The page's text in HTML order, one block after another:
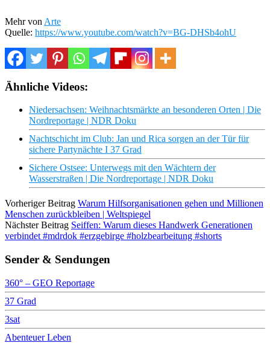
Mehr von Arte
Quelle: https://www.youtube.com/watch?v=BG-DHSb4ohU
Ähnliche Videos:
Niedersachsen: Weihnachtsmärkte an besonderen Orten | Die
Nordreportage | NDR Doku
Nachtschicht im Club: Jan und Rica sorgen an der Tür für
sichere Partynächte I 37 Grad
Sichere Ostsee: Unterwegs mit den Wächtern der
Wasserstraßen | Die Nordreportage | NDR Doku
Vorheriger Beitrag Warum Hilfsorganisationen gehen und Millionen
Menschen zurückbleiben | Weltspiegel
Nächster Beitrag Seiffen: Warum dieses Handwerk Generationen
verbindet #mdrdok #erzgebirge #holzbearbeitung #shorts
Sender & Sendungen
360° – GEO Reportage
37 Grad
3sat
Abenteuer Leben